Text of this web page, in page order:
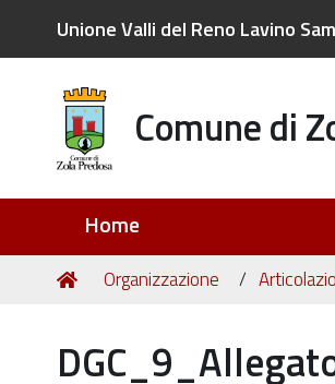
Unione Valli del Reno Lavino
Comune di
Home
Tu
Home
Organizzazione